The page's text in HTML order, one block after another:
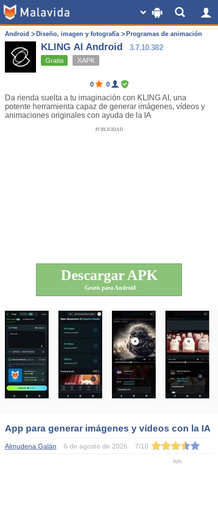
Android Diseño, imagen y fotografía Programas de animación
KLING AI Android 3.7.10.382
Gratis XAPK
0 0
Da rienda suelta a tu imaginación con KLING AI, una
potente herramienta capaz de generar imágenes, vídeos y
animaciones originales con ayuda de la IA
PUBLICIDAD
Descargar APK
Gratis para Android
App para generar imágenes y vídeos con la IA
Almudena Galán 6 de agosto de 2026 7/10